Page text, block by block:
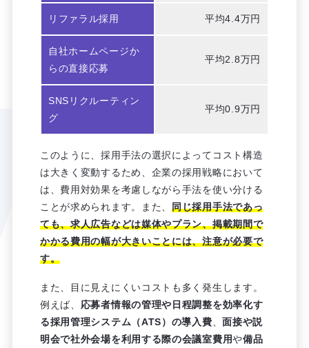
リファラル採用 平均4.4万円
自社ホームページか
らの直接応募
平均2.8万円
SNSリクルーティン
グ
平均0.9万円
このように、採用手法の選択によってコスト構造
は大きく変動するため、企業の採用戦略において
は、費用対効果を考慮しながら手法を使い分ける
ことが求められます。また、同じ採用手法であっ
ても、求人広告などは媒体やプラン、掲載期間で
かかる費用の幅が大きいことには、注意が必要で
す。
また、目に見えにくいコストも多く発生します。
例えば、 応募者情報の管理や日程調整を効率化す
る採用管理システム（ATS）の導入費 、面接や説
明会で社外会場を利用する際の会議室費用や備品